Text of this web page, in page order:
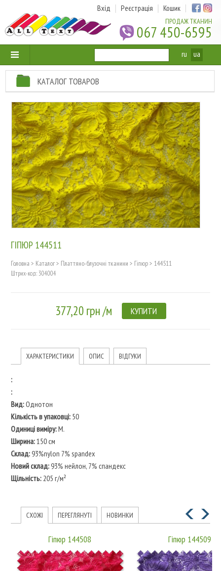
ПРОДАЖ ТКАНИН
067 450-6595
Вхід Реєстрація Кошик
ru ua
КАТАЛОГ ТОВАРОВ
ГІПЮР 144511
Головна > Каталог> Платтяно-блузочні тканини > Гіпюр> 144511
Штрих-код: 304004
377,20 грн /м КУПИТИ
ХАРАКТЕРИСТИКИ ОПИС ВІДГУКИ
:
:
Вид:Однотон
Кількість в упаковці:50
Одиниці виміру:М.
Ширина:150 см
Склад:93%nylon 7% spandex
Новий склад:93% нейлон, 7% спандекс
Щільність:205 г/м²
СХОЖІ ПЕРЕГЛЯНУТІ НОВИНКИ
Гіпюр 144508 Гіпюр 144509